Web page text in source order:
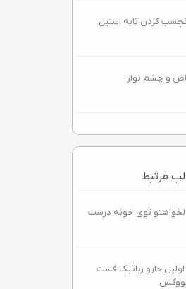
کردن تابه استیل
و چشم‌ نواز
مرتبط
توی خونه درست
جارو رباتیک فست